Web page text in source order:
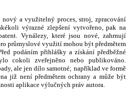
a využitelný proces, stroj, zpracování
výrazné zlepšení vytvořeno, pak na
Vynálezy, které jsou nové, zahrnují
průmyslové využití mohou být předmětem
podáním přihlášky a získání předběžné
cokoli zveřejněno nebo publikováno.
ale jen dílo samotné; například ve formě
již není předmětem ochrany a může být
aplikace výlučných práv autora.